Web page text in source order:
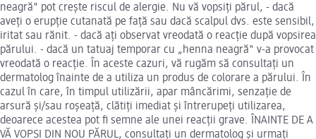
neagră" pot crește riscul de alergie. Nu vă vopsiți părul, - dacă
aveți o erupție cutanată pe față sau dacă scalpul dvs. este sensibil,
iritat sau rănit. - dacă ați observat vreodată o reacție după vopsirea
părului. - dacă un tatuaj temporar cu „henna neagră" v-a provocat
vreodată o reacție. În aceste cazuri, vă rugăm să consultați un
dermatolog înainte de a utiliza un produs de colorare a părului. În
cazul în care, în timpul utilizării, apar mâncărimi, senzație de
arsură și/sau roșeață, clătiți imediat și întrerupeți utilizarea,
deoarece acestea pot fi semne ale unei reacții grave. ÎNAINTE DE A
VĂ VOPSI DIN NOU PĂRUL, consultați un dermatolog și urmați